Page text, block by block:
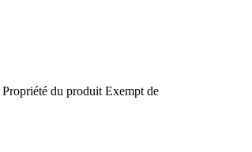
Propriété du produit Exempt de